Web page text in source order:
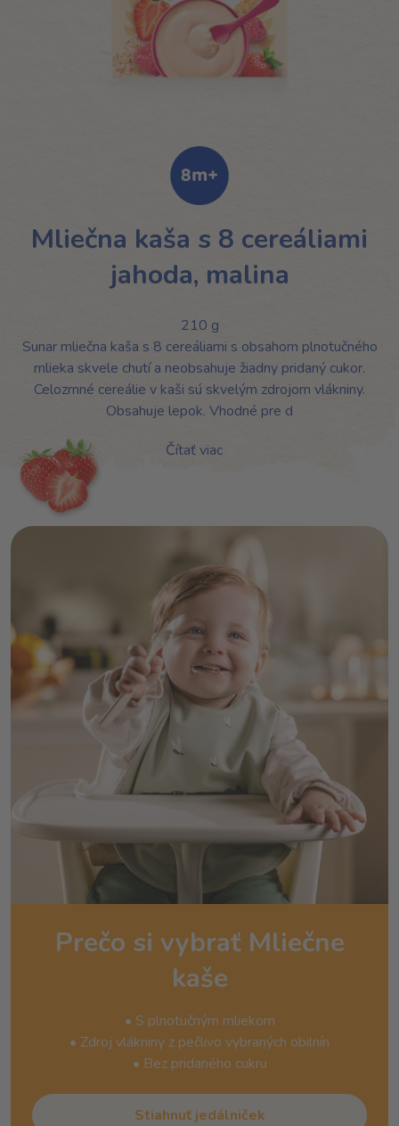
Mliečna kaša s 8 cereáliami
jahoda, malina
210 g
Sunar mliečna kaša s 8 cereáliami s obsahom plnotučného
mlieka skvele chutí a neobsahuje žiadny pridaný cukor.
Celozrnné cereálie v kaši sú skvelým zdrojom vlákniny.
Obsahuje lepok. Vhodné pre d
Čítať viac
Prečo si vybrať Mliečne
kaše
• S plnotučným mliekom
• Zdroj vlákniny z pečlivo vybraných obilnín
• Bez pridaného cukru
Stiahnuť jedálniček